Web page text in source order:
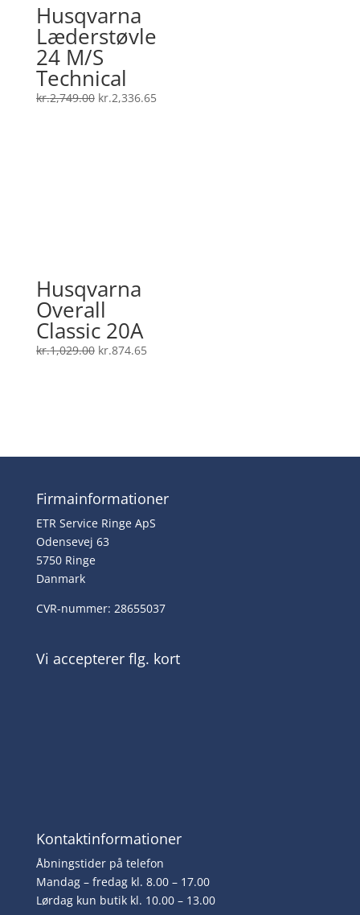
Husqvarna
Læderstøvle
24 M/S
Technical
kr.2,749.00 Den
kr.2,336.65Den
Husqvarna
Overall
Classic 20A
kr.1,029.00 Den
kr.874.65Den
Firmainformationer
ETR Service Ringe ApS
Odensevej 63
5750 Ringe
Danmark
CVR-nummer: 28655037
Vi accepterer flg. kort
Kontaktinformationer
Åbningstider på telefon
Mandag – fredag kl. 8.00 – 17.00
Lørdag kun butik kl. 10.00 – 13.00